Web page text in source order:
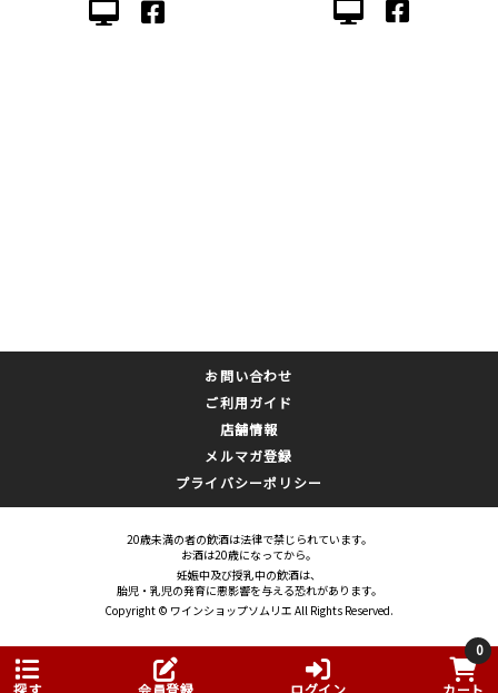
探す 会員登録 ログイン
0
カート
お問い合わせ
ご利用ガイド
店舗情報
メルマガ登録
プライバシーポリシー
20歳未満の者の飲酒は法律で禁じられています。
お酒は20歳になってから。
妊娠中及び授乳中の飲酒は、
胎児・乳児の発育に悪影響を与える恐れがあります。
Copyright © ワインショップソムリエ All Rights Reserved.